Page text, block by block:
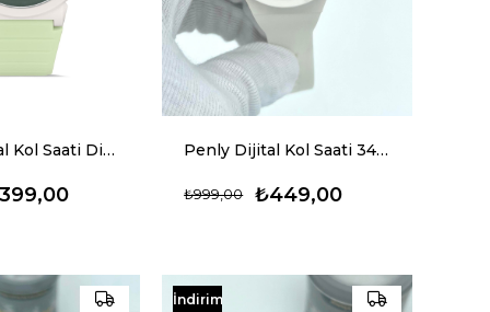
Penly Dijital Kol Saati Dijital 219 Model Yeşil +4 Renk Kronometre-Alarmlı 5ATM Su Geçirmez Penly Dijital Kol Saati 348 Model Beyaz +4 Renk Kronometre-Alarmlı 5ATM Su Geçirmez
₺449,00
₺999,00
İndirim